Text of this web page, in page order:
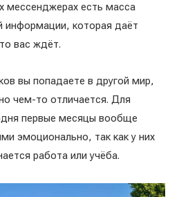
мессенджерах есть масса
информации, которая даёт
вас ждёт.
вы попадаете в другой мир,
чем-то отличается. Для
первые месяцы вообще
эмоционально, так как у них
работа или учёба.